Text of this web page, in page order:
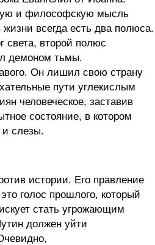
и философскую мысль
всегда есть два полюса.
второй полюс
демоном тьмы.
Он лишил свою страну
пути углекислым
человеческое, заставив
состояние, в котором
слезы.
истории. Его правление
голос прошлого, который
стать угрожающим
должен уйти